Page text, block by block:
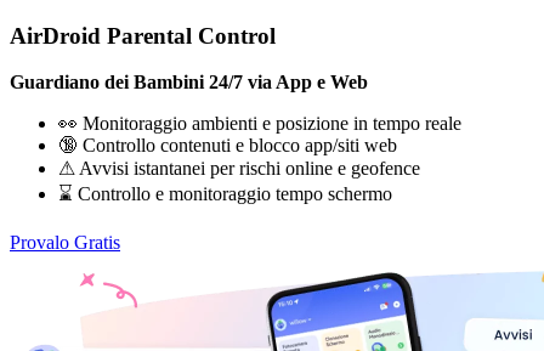
AirDroid Parental Control
Guardiano dei Bambini 24/7 via App e Web
👀 Monitoraggio ambienti e posizione in tempo reale
🔞 Controllo contenuti e blocco app/siti web
⚠ Avvisi istantanei per rischi online e geofence
⌛ Controllo e monitoraggio tempo schermo
Provalo Gratis